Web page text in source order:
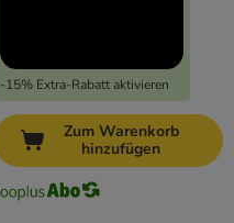
-15% Extra-Rabatt aktivieren
Zum Warenkorb
hinzufügen